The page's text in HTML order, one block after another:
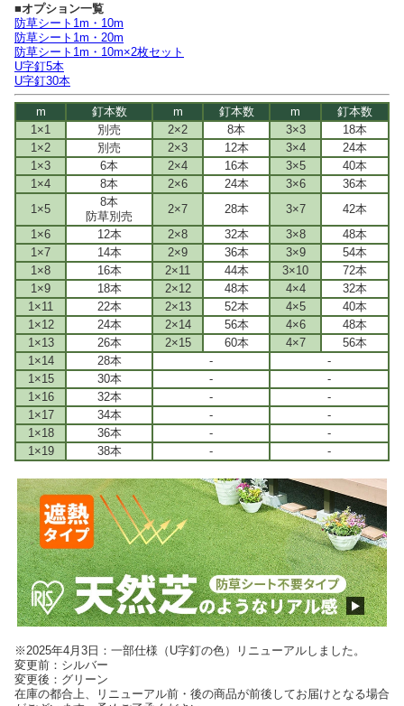
■オプション一覧
防草シート1m・10m
防草シート1m・20m
防草シート1m・10m×2枚セット
U字釘5本
U字釘30本
m 釘本数 m 釘本数 m
釘本数
1×1
別売 2×2 8本 3×3
18本
1×2
別売 2×3 12本 3×4
24本
1×3
6本 2×4 16本 3×5
40本
1×4
8本 2×6 24本 3×6
36本
1×5
8本
防草別売
2×7 28本 3×7
42本
1×6
12本 2×8 32本 3×8
48本
1×7
14本 2×9 36本 3×9
54本
1×8
16本 2×11 44本 3×10
72本
1×9
18本 2×12 48本 4×4
32本
1×11
22本 2×13 52本 4×5
40本
1×12
24本 2×14 56本 4×6
48本
1×13
26本 2×15 60本 4×7
56本
1×14
28本 -
-
1×15
30本 -
-
1×16
32本 -
-
1×17
34本 -
-
1×18
36本 -
-
1×19
38本 - -
※2025年4月3日：一部仕様（U字釘の色）リニューアルしました。
変更前：シルバー
変更後：グリーン
在庫の都合上、リニューアル前・後の商品が前後してお届けとなる場合